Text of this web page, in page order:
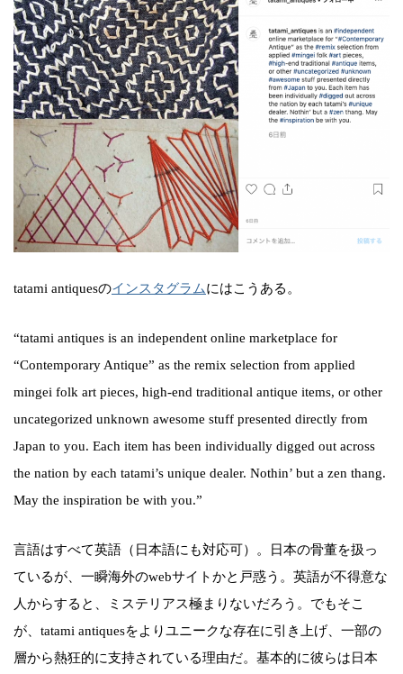
tatami antiquesのインスタグラムにはこうある。
“tatami antiques is an independent online marketplace for
“Contemporary Antique” as the remix selection from applied
mingei folk art pieces, high-end traditional antique items, or other
uncategorized unknown awesome stuff presented directly from
Japan to you. Each item has been individually digged out across
the nation by each tatami’s unique dealer. Nothin’ but a zen thang.
May the inspiration be with you.”
言語はすべて英語（日本語にも対応可）。日本の骨董を扱っ
ているが、一瞬海外のwebサイトかと戸惑う。英語が不得意な
人からすると、ミステリアス極まりないだろう。でもそこ
が、tatami antiquesをよりユニークな存在に引き上げ、一部の
層から熱狂的に支持されている理由だ。基本的に彼らは日本